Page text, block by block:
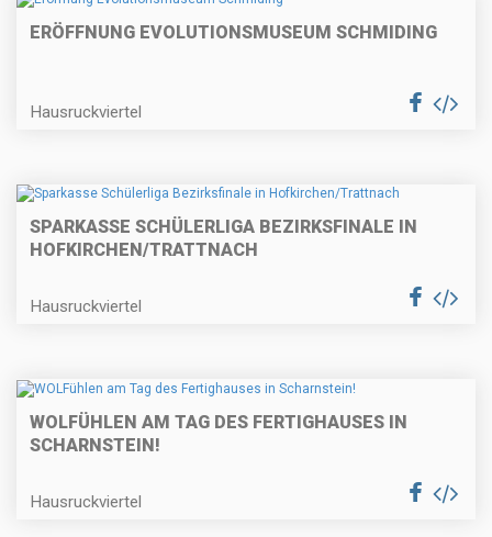
ERÖFFNUNG EVOLUTIONSMUSEUM SCHMIDING
Hausruckviertel
SPARKASSE SCHÜLERLIGA BEZIRKSFINALE IN
HOFKIRCHEN/TRATTNACH
Hausruckviertel
WOLFÜHLEN AM TAG DES FERTIGHAUSES IN
SCHARNSTEIN!
Hausruckviertel